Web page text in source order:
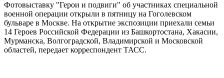
Фотовыставку "Герои и подвиги" об участниках специальной
военной операции открыли в пятницу на Гоголевском
бульваре в Москве. На открытие экспозиции приехали семьи
14 Героев Российской Федерации из Башкортостана, Хакасии,
Мурманска, Волгоградской, Владимирской и Московской
областей, передает корреспондент ТАСС.